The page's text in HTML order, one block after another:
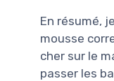
En résumé,
mousse
cher sur le
passer les